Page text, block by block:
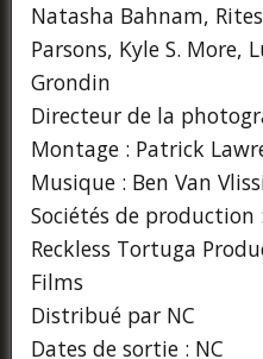
Natasha Bahnam,
Parsons, Kyle S. More,
Grondin
Directeur de la
Montage : Patrick
Musique : Ben Van
Sociétés de production
Reckless Tortuga
Films
Distribué par NC
Dates de sortie : NC